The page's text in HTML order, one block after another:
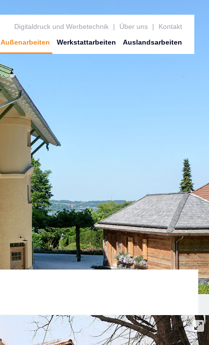
Digitaldruck und Werbetechnik Über uns
Kontakt
Außen­arbeiten Werkstatt­arbeiten Auslands­arbeiten